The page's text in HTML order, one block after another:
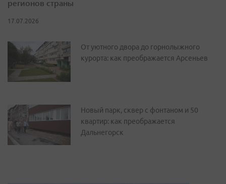
регионов страны
17.07.2026
От уютного двора до горнолыжного
курорта: как преображается Арсеньев
Новый парк, сквер с фонтаном и 50
квартир: как преображается
Дальнегорск